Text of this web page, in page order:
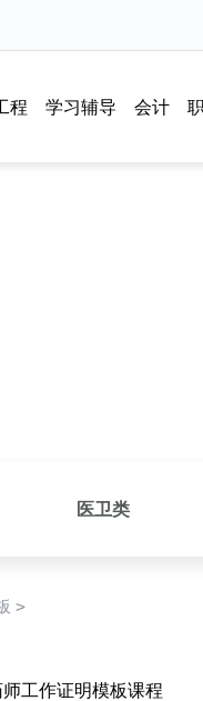
程 学习辅导 会计
医卫类
>
工作证明模板课程